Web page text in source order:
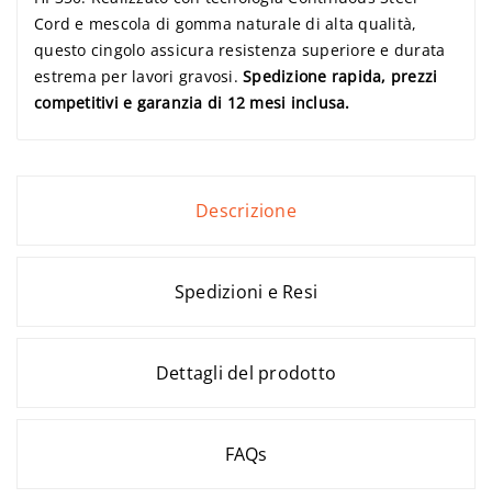
Cord e mescola di gomma naturale di alta qualità,
questo cingolo assicura resistenza superiore e durata
estrema per lavori gravosi. Spedizione rapida, prezzi
competitivi e garanzia di 12 mesi inclusa.
Descrizione
Spedizioni e Resi
Dettagli del prodotto
FAQs